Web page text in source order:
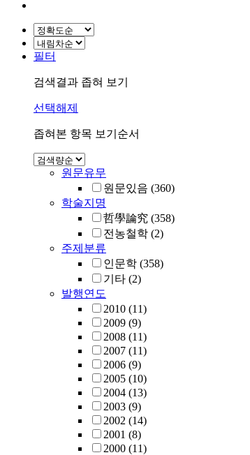
필터
검색결과 좁혀 보기
선택해제
좁혀본 항목 보기순서
원문유무
원문있음 (360)
학술지명
哲學論究 (358)
전농철학 (2)
주제분류
인문학 (358)
기타 (2)
발행연도
2010 (11)
2009 (9)
2008 (11)
2007 (11)
2006 (9)
2005 (10)
2004 (13)
2003 (9)
2002 (14)
2001 (8)
2000 (11)